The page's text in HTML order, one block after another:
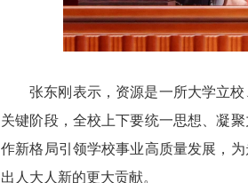
张东刚表示，资源是一所大学立
关键阶段，全校上下要统一思想、凝
作新格局引领学校事业高质量发展，
出人大人新的更大贡献。